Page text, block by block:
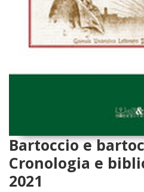
Bartoccio e
Cronologia e
2021